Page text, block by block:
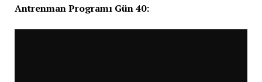
Antrenman Programı Gün 40: